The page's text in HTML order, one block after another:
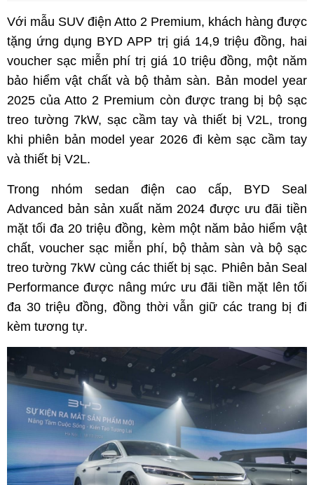
Với mẫu SUV điện Atto 2 Premium, khách hàng được
tặng ứng dụng BYD APP trị giá 14,9 triệu đồng, hai
voucher sạc miễn phí trị giá 10 triệu đồng, một năm
bảo hiểm vật chất và bộ thảm sàn. Bản model year
2025 của Atto 2 Premium còn được trang bị bộ sạc
treo tường 7kW, sạc cầm tay và thiết bị V2L, trong
khi phiên bản model year 2026 đi kèm sạc cầm tay
và thiết bị V2L.
Trong nhóm sedan điện cao cấp, BYD Seal
Advanced bản sản xuất năm 2024 được ưu đãi tiền
mặt tối đa 20 triệu đồng, kèm một năm bảo hiểm vật
chất, voucher sạc miễn phí, bộ thảm sàn và bộ sạc
treo tường 7kW cùng các thiết bị sạc. Phiên bản Seal
Performance được nâng mức ưu đãi tiền mặt lên tối
đa 30 triệu đồng, đồng thời vẫn giữ các trang bị đi
kèm tương tự.